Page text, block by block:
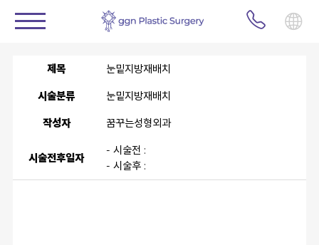
제목 눈밑지방재배치
시술분류 눈밑지방재배치
작성자 꿈꾸는성형외과
시술전후일자
- 시술전 :
- 시술후 :